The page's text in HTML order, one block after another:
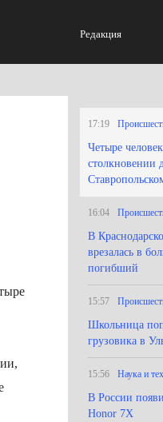
Редакция
17:19
Четыре
столкновении
16:04
В
врезалась в
погибший
15:57
Школьница
грузовика в
15:56 Наука и
В России
Honor 7X